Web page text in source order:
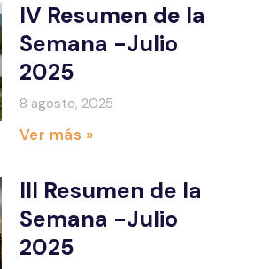
IV Resumen de la
Semana -Julio
2025
8 agosto, 2025
Ver más »
III Resumen de la
Semana -Julio
2025